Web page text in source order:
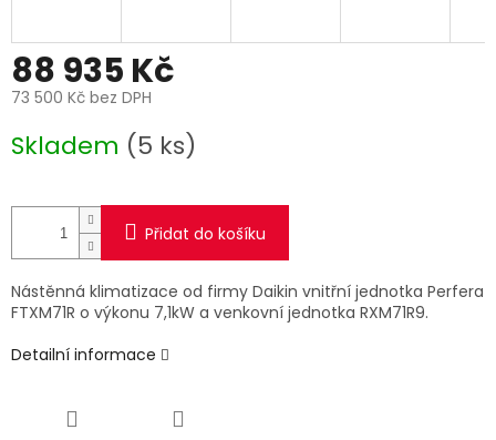
88 935 Kč
73 500 Kč bez DPH
cena:
Skladem (5 ks)
Přidat do košíku
Nástěnná klimatizace od firmy Daikin vnitřní jednotka Perfera
FTXM71R o výkonu 7,1kW a venkovní jednotka RXM71R9.
Detailní informace